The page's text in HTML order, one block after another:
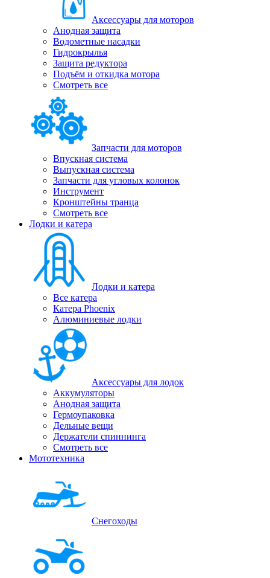
Аксессуары для моторов
Анодная защита
Водометные насадки
Гидрокрылья
Защита редуктора
Подъём и откидка мотора
Смотреть все
Запчасти для моторов
Впускная система
Выпускная система
Запчасти для угловых колонок
Инструмент
Кронштейны транца
Смотреть все
Лодки и катера
Лодки и катера
Все катера
Катера Phoenix
Алюминиевые лодки
Аксессуары для лодок
Аккумуляторы
Анодная защита
Гермоупаковка
Дельные вещи
Держатели спиннинга
Смотреть все
Мототехника
Снегоходы